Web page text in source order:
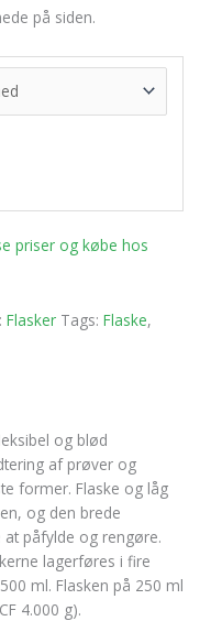
på siden.
priser og købe hos
Flasker Tags: Flaske,
og blød
af prøver og
former. Flaske og låg
og den brede
påfylde og rengøre.
lagerføres i fire
ml. Flasken på 250 ml
4.000 g).